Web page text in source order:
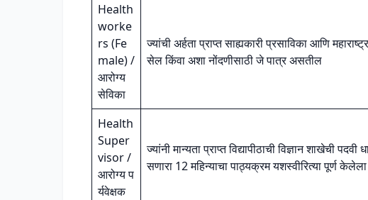
Health
worke
rs (Fe
male) /
आरोग्य
सेविका
ज्यांची अर्हता प्राप्त साह्यकारी प्रसाविका आणि
सेल किंवा अशा नोंदणीसाठी जे पात्र असतील
Health
Super
visor /
आरोग्य प
र्यवेक्षक
ज्यांनी मान्यता प्राप्त विद्यापीठाची विज्ञान शाखेची
सणारा 12 महिन्याचा पाठ्यक्रम यशस्वीरित्या पूर्ण